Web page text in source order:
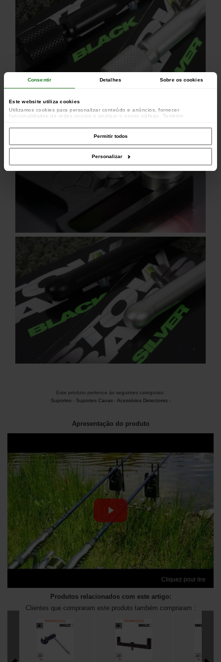
Consentir Detalhes Sobre os cookies
Este website utiliza cookies
Utilizamos cookies para personalizar conteúdo e anúncios, fornecer
funcionalidades de redes sociais e analisar o nosso tráfego. Também
parceiros de redes sociais, de publicidade e de análise, que as podem combinar
com outras informações que lhes forneceu ou recolhidas por estes a partir da
sua utilização dos respetivos serviços.
Permitir todos
Personalizar
Este produto pertence às seguintes categorias:
Suportes- Suportes Canas-Acessórios Detectores-
Apresentação do produto
Cliquez pour lire
Produtos relacionados com este artigo:
Clientes que compraram este produto também compraram :